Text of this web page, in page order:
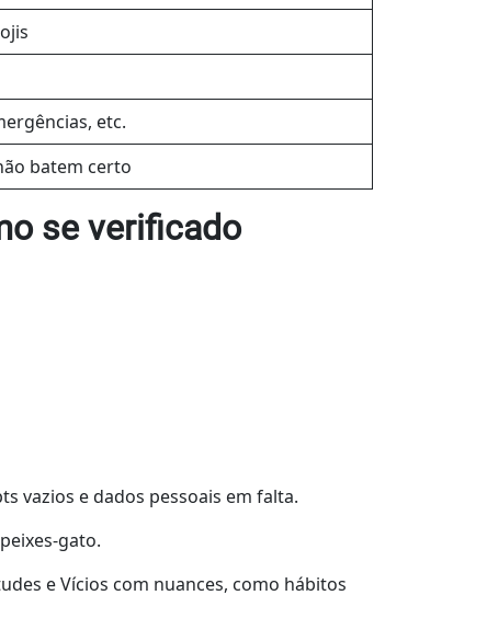
etc.
batem certo
se verificado
vazios e dados pessoais em falta.
peixes-gato.
e Vícios com nuances, como hábitos